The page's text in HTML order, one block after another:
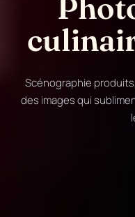
Scénographie
des images qui